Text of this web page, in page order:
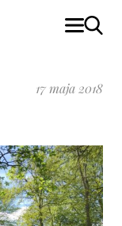
17 maja 2018